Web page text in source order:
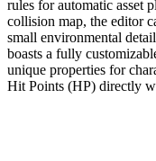
rules for automatic asset
collision map, the editor
small environmental
boasts a fully
unique properties for
Hit Points (HP) directly